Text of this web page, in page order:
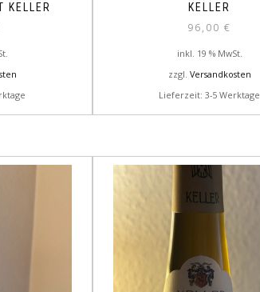
KELLER
KELLER
96,00€
inkl. 19 % MwSt.
zzgl. Versandkosten
Lieferzeit: 3-5 Werktage